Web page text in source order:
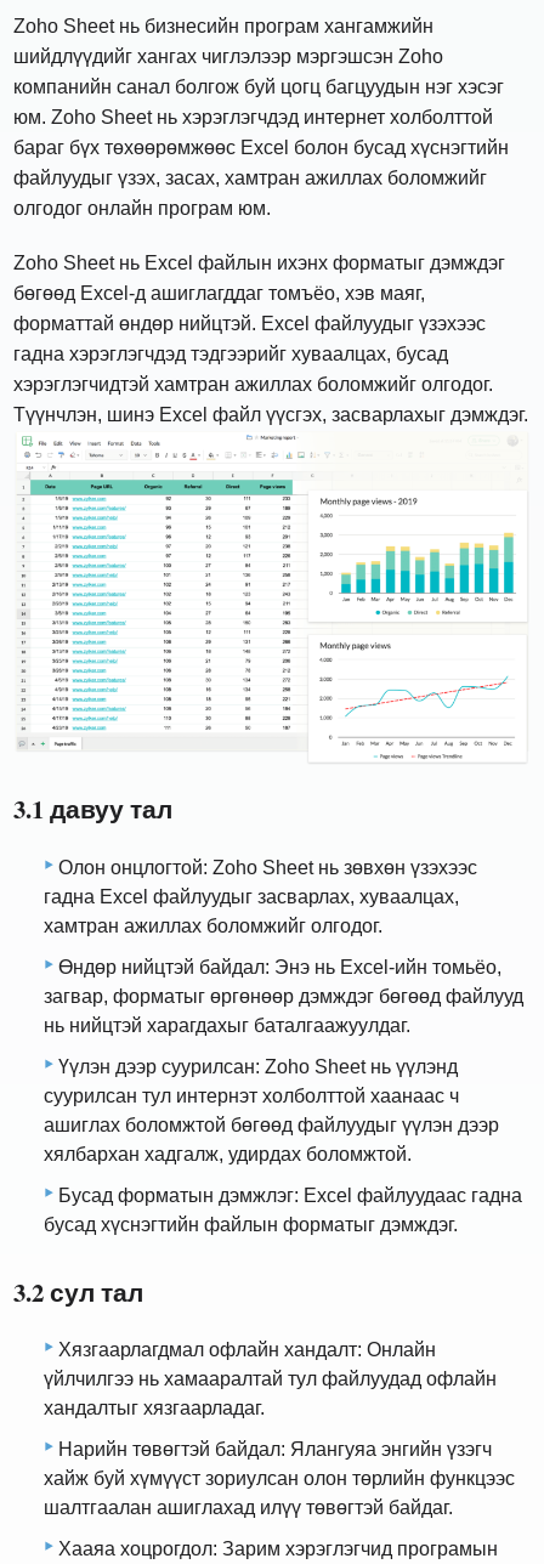
Zoho Sheet нь бизнесийн програм хангамжийн
шийдлүүдийг хангах чиглэлээр мэргэшсэн Zoho
компанийн санал болгож буй цогц багцуудын нэг хэсэг
юм. Zoho Sheet нь хэрэглэгчдэд интернет холболттой
бараг бүх төхөөрөмжөөс Excel болон бусад хүснэгтийн
файлуудыг үзэх, засах, хамтран ажиллах боломжийг
олгодог онлайн програм юм.
Zoho Sheet нь Excel файлын ихэнх форматыг дэмждэг
бөгөөд Excel-д ашиглагддаг томъёо, хэв маяг,
форматтай өндөр нийцтэй. Excel файлуудыг үзэхээс
гадна хэрэглэгчдэд тэдгээрийг хуваалцах, бусад
хэрэглэгчидтэй хамтран ажиллах боломжийг олгодог.
Түүнчлэн, шинэ Excel файл үүсгэх, засварлахыг дэмждэг.
3.1 давуу тал
Олон онцлогтой: Zoho Sheet нь зөвхөн үзэхээс
гадна Excel файлуудыг засварлах, хуваалцах,
хамтран ажиллах боломжийг олгодог.
Өндөр нийцтэй байдал: Энэ нь Excel-ийн томьёо,
загвар, форматыг өргөнөөр дэмждэг бөгөөд файлууд
нь нийцтэй харагдахыг баталгаажуулдаг.
Үүлэн дээр суурилсан: Zoho Sheet нь үүлэнд
суурилсан тул интернэт холболттой хаанаас ч
ашиглах боломжтой бөгөөд файлуудыг үүлэн дээр
хялбархан хадгалж, удирдах боломжтой.
Бусад форматын дэмжлэг: Excel файлуудаас гадна
бусад хүснэгтийн файлын форматыг дэмждэг.
3.2 сул тал
Хязгаарлагдмал офлайн хандалт: Онлайн
үйлчилгээ нь хамааралтай тул файлуудад офлайн
хандалтыг хязгаарладаг.
Нарийн төвөгтэй байдал: Ялангуяа энгийн үзэгч
хайж буй хүмүүст зориулсан олон төрлийн функцээс
шалтгаалан ашиглахад илүү төвөгтэй байдаг.
Хааяа хоцрогдол: Зарим хэрэглэгчид програмын